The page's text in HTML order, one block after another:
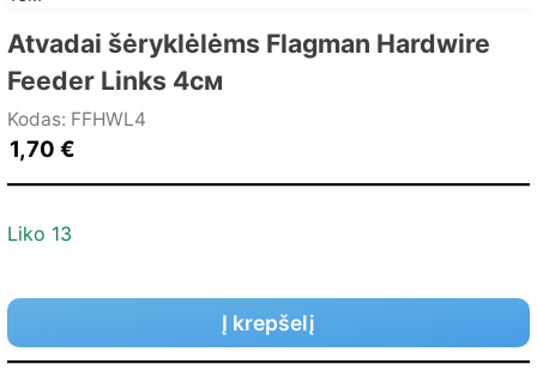
Atvadai šėryklėlėms Flagman Hardwire
Feeder Links 4см
Kodas: FFHWL4
1,70 €
Liko 13
Į krepšelį